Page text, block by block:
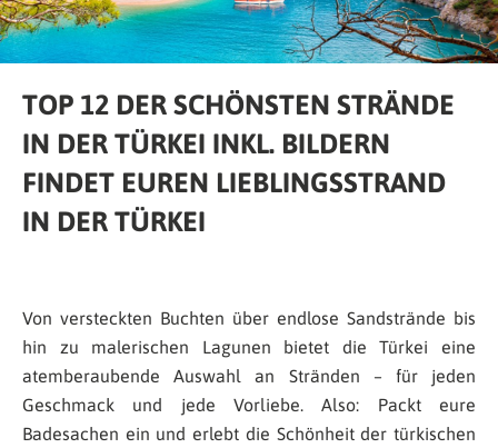
TOP 12 DER SCHÖNSTEN STRÄNDE
IN DER TÜRKEI INKL. BILDERN
FINDET EUREN LIEBLINGSSTRAND
IN DER TÜRKEI
Von versteckten Buchten über endlose Sandstrände bis
hin zu malerischen Lagunen bietet die Türkei eine
atemberaubende Auswahl an Stränden – für jeden
Geschmack und jede Vorliebe. Also: Packt eure
Badesachen ein und erlebt die Schönheit der türkischen